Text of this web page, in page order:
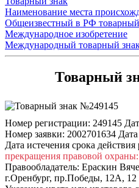
Наименование места
Общеизвестный в РФ
Международное изобретение
Международный товарный
Товарный
Номер регистрации: 249145
Номер заявки: 2002701634
Дата истечения срока действия
прекращения правовой охраны:
Правообладатель: Ераскин
г.Оренбург, пр.Победы, 12А,